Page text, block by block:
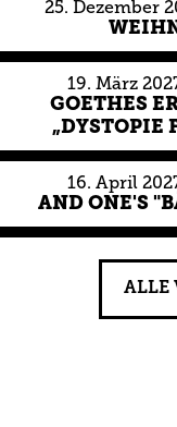
25. Dezember
19. März
GOETHES
„DYSTOPIE
16. April
AND ONE'S
ALLE